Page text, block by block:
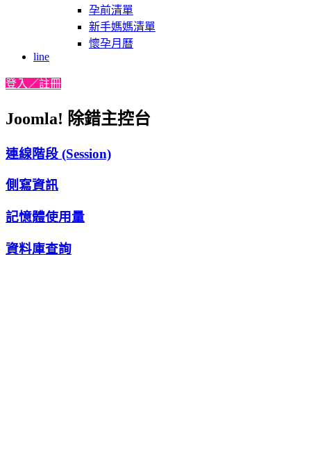
孕前清單
新手媽媽清單
懷孕月曆
line
登入／註冊
Joomla! 除錯主控台
連線階段 (Session)
側寫資訊
記憶體使用量
資料庫查詢